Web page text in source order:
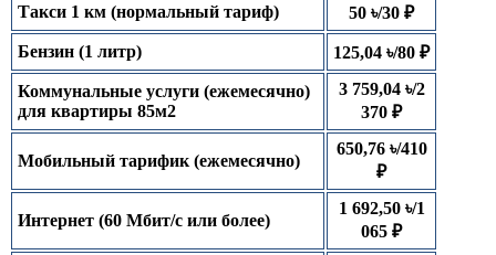
Такси 1 км (нормальный тариф) 50 ৳/30 ₽
Бензин (1 литр) 125,04 ৳/80 ₽
Коммунальные услуги (ежемесячно)
для квартиры 85м2
3 759,04 ৳/2
370 ₽
Мобильный тарифик (ежемесячно)
650,76 ৳/410
₽
Интернет (60 Мбит/с или более)
1 692,50 ৳/1
065 ₽